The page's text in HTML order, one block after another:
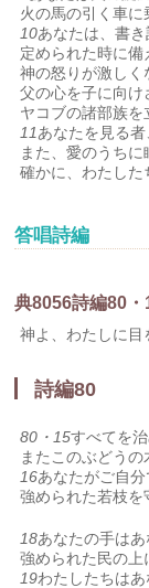
火の馬の引く車に
10あなたは、書き
定められた時に備
神の怒りが激しく
父の心を子に向け
ヤコブの諸部族を
11あなたを見る者
また、愛のうちに
確かに、わたした
答唱詩編
典8056詩編80
神よ、わたしに目
詩編80
80・15すべてを
またこのぶどうの
16あなたがご自分
強められた若枝を
18あなたの手はあ
強められた民の上
19わたしたちはあ